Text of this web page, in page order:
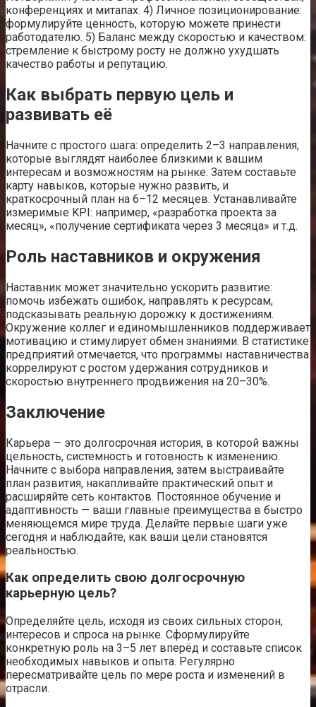
конференциях и митапах. 4) Личное позиционирование:
формулируйте ценность, которую можете принести
работодателю. 5) Баланс между скоростью и качеством:
стремление к быстрому росту не должно ухудшать
качество работы и репутацию.
Как выбрать первую цель и
развивать её
Начните с простого шага: определить 2–3 направления,
которые выглядят наиболее близкими к вашим
интересам и возможностям на рынке. Затем составьте
карту навыков, которые нужно развить, и
краткосрочный план на 6–12 месяцев. Устанавливайте
измеримые KPI: например, «разработка проекта за
месяц», «получение сертификата через 3 месяца» и т.д.
Роль наставников и окружения
Наставник может значительно ускорить развитие:
помочь избежать ошибок, направлять к ресурсам,
подсказывать реальную дорожку к достижениям.
Окружение коллег и единомышленников поддерживает
мотивацию и стимулирует обмен знаниями. В статистике
предприятий отмечается, что программы наставничества
коррелируют с ростом удержания сотрудников и
скоростью внутреннего продвижения на 20–30%.
Заключение
Карьера — это долгосрочная история, в которой важны
цельность, системность и готовность к изменению.
Начните с выбора направления, затем выстраивайте
план развития, накапливайте практический опыт и
расширяйте сеть контактов. Постоянное обучение и
адаптивность — ваши главные преимущества в быстро
меняющемся мире труда. Делайте первые шаги уже
сегодня и наблюдайте, как ваши цели становятся
реальностью.
Как определить свою долгосрочную
карьерную цель?
Определяйте цель, исходя из своих сильных сторон,
интересов и спроса на рынке. Сформулируйте
конкретную роль на 3–5 лет вперёд и составьте список
необходимых навыков и опыта. Регулярно
пересматривайте цель по мере роста и изменений в
отрасли.